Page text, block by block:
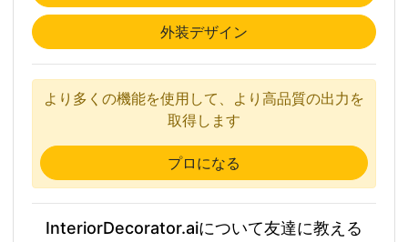
外装デザイン
より多くの機能を使用して、より高品質の出力を
取得します
プロになる
InteriorDecorator.aiについて友達に教える